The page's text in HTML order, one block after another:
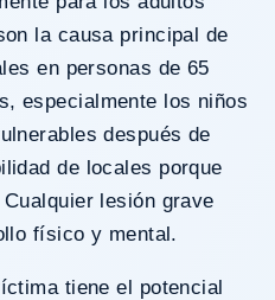
la causa principal de
en personas de 65
especialmente los niños
después de
de locales porque
lesión grave
físico y mental.
tiene el potencial